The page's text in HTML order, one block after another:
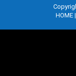
HOME |